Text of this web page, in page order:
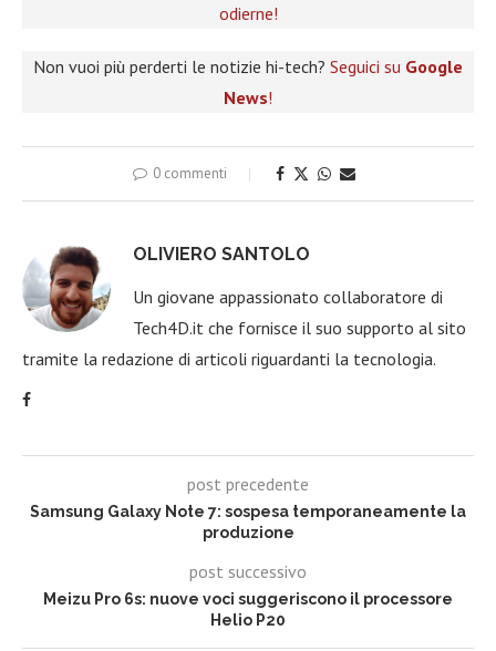
odierne!
Non vuoi più perderti le notizie hi-tech? Seguici su Google
News!
0 commenti
OLIVIERO SANTOLO
Un giovane appassionato collaboratore di
Tech4D.it che fornisce il suo supporto al sito
tramite la redazione di articoli riguardanti la tecnologia.
post precedente
Samsung Galaxy Note 7: sospesa temporaneamente la
produzione
post successivo
Meizu Pro 6s: nuove voci suggeriscono il processore
Helio P20